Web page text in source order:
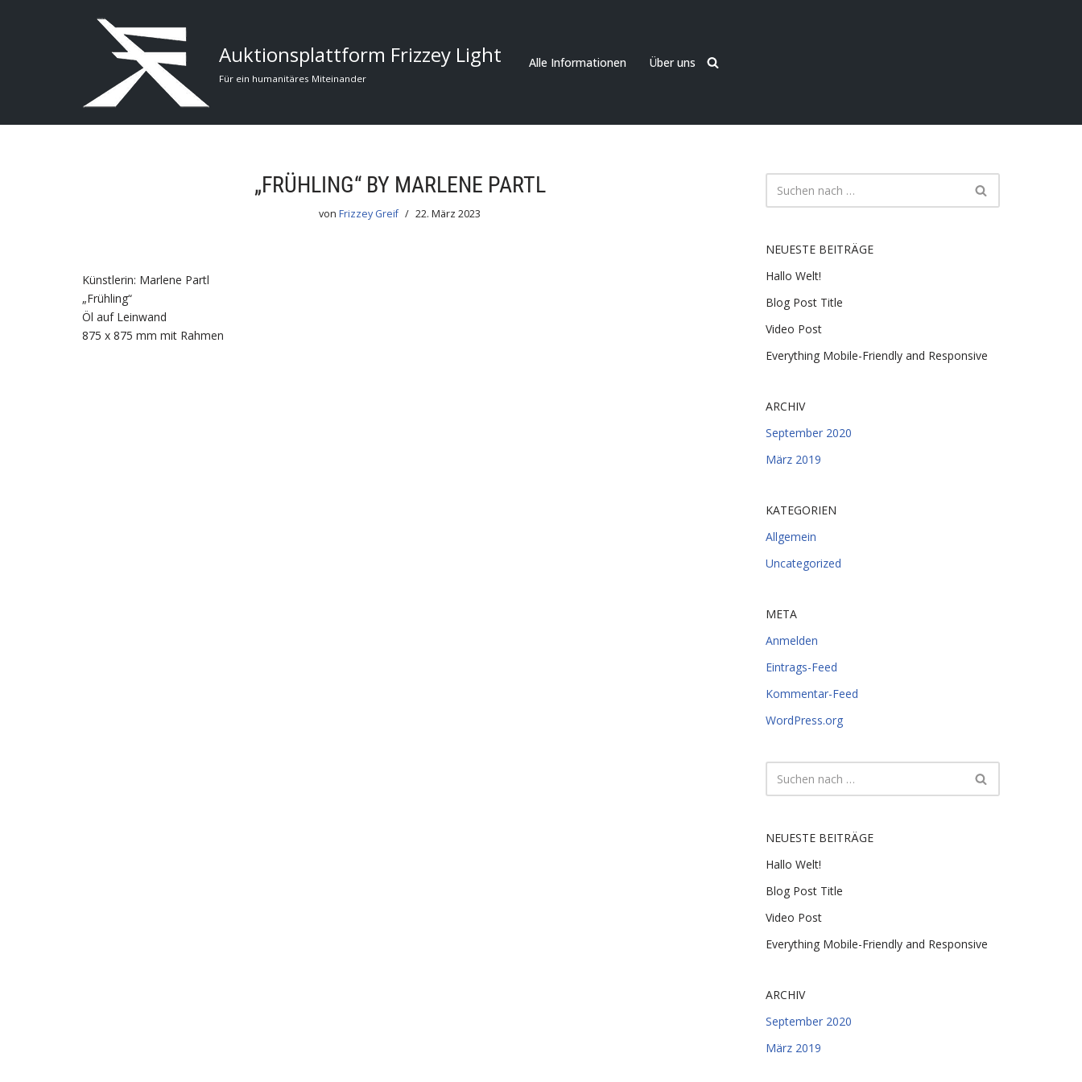
Auktionsplattform Frizzey Light
Für ein humanitäres Miteinander
Alle Informationen Über uns
„FRÜHLING“ BY MARLENE PARTL
von Frizzey Greif 22. März 2023
Künstlerin: Marlene Partl
„Frühling“
Öl auf Leinwand
875 x 875 mm mit Rahmen
NEUESTE BEITRÄGE
Hallo Welt!
Blog Post Title
Video Post
Everything Mobile-Friendly and Responsive
ARCHIV
September 2020
März 2019
KATEGORIEN
Allgemein
Uncategorized
META
Anmelden
Eintrags-Feed
Kommentar-Feed
WordPress.org
NEUESTE BEITRÄGE
Hallo Welt!
Blog Post Title
Video Post
Everything Mobile-Friendly and Responsive
ARCHIV
September 2020
März 2019